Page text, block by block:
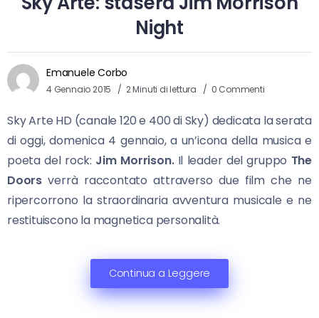
Night
Emanuele Corbo
4 Gennaio 2015 2 Minuti di lettura 0 Commenti
Sky Arte HD (canale 120 e 400 di Sky) dedicata la serata
di oggi, domenica 4 gennaio, a un’icona della musica e
poeta del rock: Jim Morrison. Il leader del gruppo The
Doorsverrà raccontato attraverso due film che ne
ripercorrono la straordinaria avventura musicale e ne
restituiscono la magnetica personalità.
Continua a Leggere